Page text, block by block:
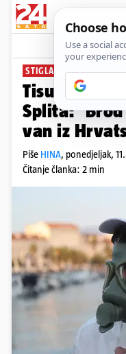
STIGLA ODLUKA
Tisuće
Splita:
van iz
Piše HINA, ponedjeljak,
Čitanje članka: 2 min